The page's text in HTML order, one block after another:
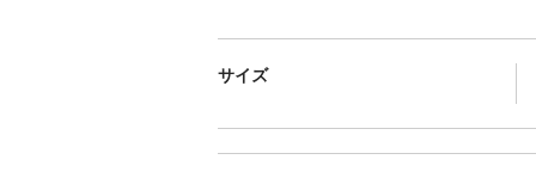
サイズ